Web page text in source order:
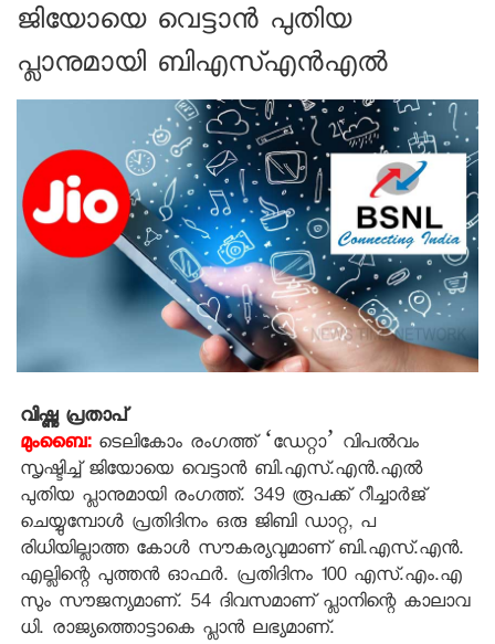
ജിയോയെ വെട്ടാന്‍ പുതിയ
പ്ലാനുമായി ബിഎസ്എന്‍എല്‍
വിഷ്ണു പ്രതാപ്
മുംബൈ: ടെലികോം രംഗത്ത് ‘ഡേറ്റാ’ വിപല്‍വം
സൃഷ്ടിച്ച് ജിയോയെ വെട്ടാന്‍ ബി.എസ്.എന്‍.എല്‍
പുതിയ പ്ലാനുമായി രംഗത്ത്. 349 രൂപക്ക് റീച്ചാര്‍ജ്
ചെയ്യുമ്പോള്‍ പ്രതിദിനം ഒരു ജിബി ഡാറ്റ, പ
രിധിയില്ലാത്ത കോള്‍ സൗകര്യവുമാണ് ബി.എസ്.എന്‍.
എല്ലിന്റെ പുത്തന്‍ ഓഫര്‍. പ്രതിദിനം 100 എസ്.എം.എ
സും സൗജന്യമാണ്. 54 ദിവസമാണ് പ്ലാനിന്റെ കാലാവ
ധി. രാജ്യത്തൊട്ടാകെ പ്ലാന്‍ ലഭ്യമാണ്.